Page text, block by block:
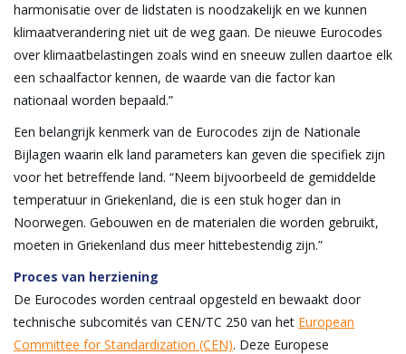
harmonisatie over de lidstaten is noodzakelijk en we kunnen
klimaatverandering niet uit de weg gaan. De nieuwe Eurocodes
over klimaatbelastingen zoals wind en sneeuw zullen daartoe elk
een schaalfactor kennen, de waarde van die factor kan
nationaal worden bepaald.”
Een belangrijk kenmerk van de Eurocodes zijn de Nationale
Bijlagen waarin elk land parameters kan geven die specifiek zijn
voor het betreffende land. “Neem bijvoorbeeld de gemiddelde
temperatuur in Griekenland, die is een stuk hoger dan in
Noorwegen. Gebouwen en de materialen die worden gebruikt,
moeten in Griekenland dus meer hittebestendig zijn.”
Proces van herziening
De Eurocodes worden centraal opgesteld en bewaakt door
technische subcomités van CEN/TC 250 van het European
Committee for Standardization (CEN). Deze Europese